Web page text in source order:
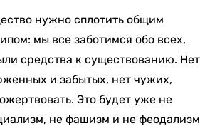
нужно сплотить общим
мы все заботимся обо всех,
средства к существованию. Нет
и забытых, нет чужих,
Это будет уже не
не фашизм и не феодализм